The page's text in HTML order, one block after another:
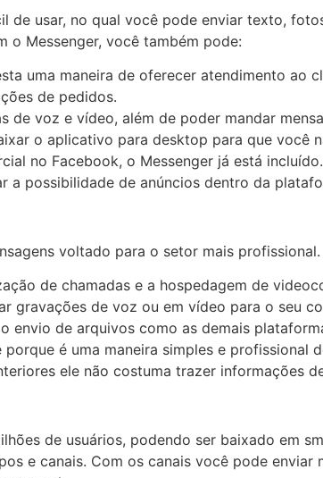
de usar, no qual você pode enviar texto,
o Messenger, você também pode:
uma maneira de oferecer atendimento ao
de pedidos.
de voz e vídeo, além de poder mandar
o aplicativo para desktop para que você
no Facebook, o Messenger já está
a possibilidade de anúncios dentro da
voltado para o setor mais
de chamadas e a hospedagem de
gravações de voz ou em vídeo para o seu
envio de arquivos como as demais
porque é uma maneira simples e
ele não costuma trazer informações
de usuários, podendo ser baixado em
e canais. Com os canais você pode